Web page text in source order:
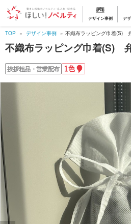
デザイン事例 デ
TOP デザイン事例 不織布ラッピング巾着(S)
不織布ラッピング巾着(S)
挨拶粗品・営業配布1
色
名